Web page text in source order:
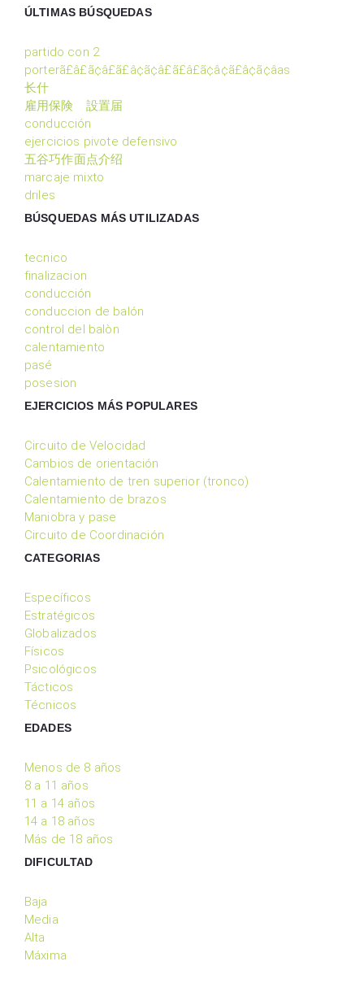
ÚLTIMAS BÚSQUEDAS
partido con 2
porterã£â£ã¢â£ã£â¢ã¢â£ã£â£ã¢â¢ã£â¢ã¢â­as
长什
雇用保険 設置届
conducción
ejercicios pivote defensivo
五谷巧作面点介绍
marcaje mixto
driles
BÚSQUEDAS MÁS UTILIZADAS
tecnico
finalizacion
conducción
conduccion de balón
control del balòn
calentamiento
pasé
posesion
EJERCICIOS MÁS POPULARES
Circuito de Velocidad
Cambios de orientación
Calentamiento de tren superior (tronco)
Calentamiento de brazos
Maniobra y pase
Circuito de Coordinación
CATEGORIAS
Específicos
Estratégicos
Globalizados
Físicos
Psicológicos
Tácticos
Técnicos
EDADES
Menos de 8 años
8 a 11 años
11 a 14 años
14 a 18 años
Más de 18 años
DIFICULTAD
Baja
Media
Alta
Máxima